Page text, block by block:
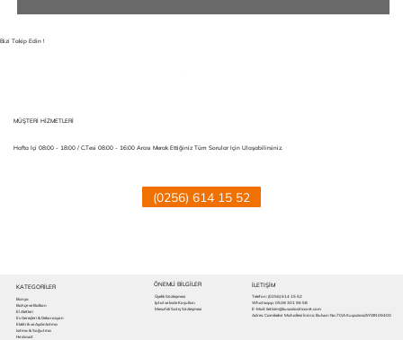
Bizi Takip Edin !
Hafta Içi 08:00 - 18:00 / C.tesi 08:00 - 16:00 Arası Merak Ettiğiniz Tüm Sorular Için Ulaşabilirsiniz.
MÜŞTERİ HİZMETLERİ
(0256) 614 15 52
KATEGORİLER
Banyo
Bahçe ve Balkon
El Aletleri
Ev Gereçleri & Dekorasyon
Elektrik ve Aydınlatma
Isıtma & Soğutma
Hırdavat
ÖNEMLİ BİLGİLER
Üyelik Sözleşmesi
İptal ve İade Koşulları
Mesafeli Satış Sözleşmesi
İLETIŞİM
Telefon: (0256) 614 15 52
Whatsapp: 0538 301 96 58
E-Mail: iletisim@kusadasiticaret.com
Adres: Camikebir Mahallesi İnönü Bulvarı No:70/A Kuşadası/AYDIN 09400